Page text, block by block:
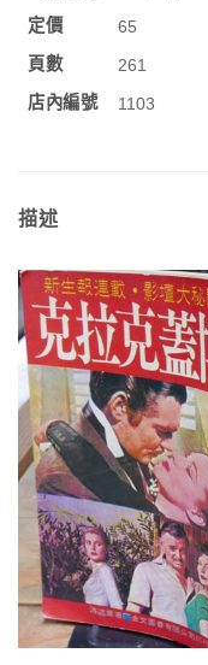
定價
65
頁數
261
店內編號
1103
描述